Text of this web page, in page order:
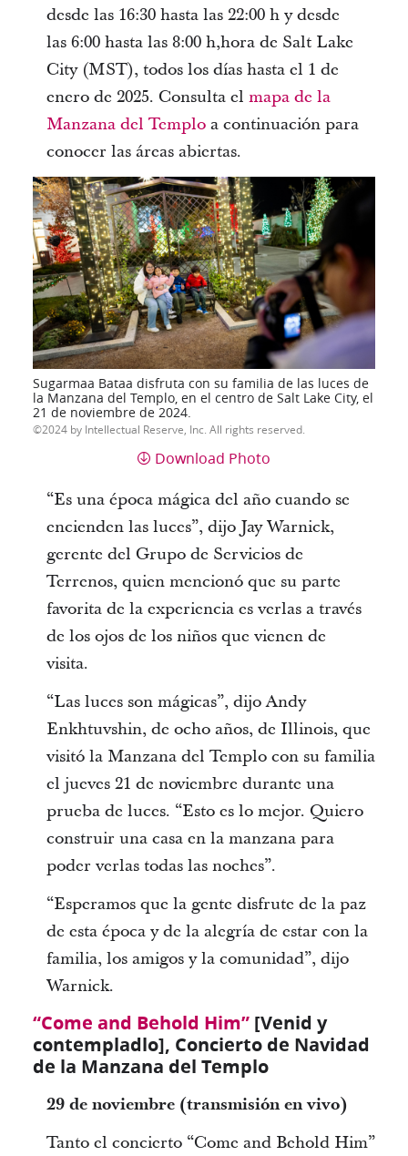
desde las 16:30 hasta las 22:00 h y desde
las 6:00 hasta las 8:00 h,hora de Salt Lake
City (MST), todos los días hasta el 1 de
enero de 2025. Consulta el mapa de la
Manzana del Templo a continuación para
conocer las áreas abiertas.
Sugarmaa Bataa disfruta con su familia de las luces de
la Manzana del Templo, en el centro de Salt Lake City, el
21 de noviembre de 2024.
2024 by Intellectual Reserve, Inc. All rights reserved.
Download Photo
“Es una época mágica del año cuando se
encienden las luces”, dijo Jay Warnick,
gerente del Grupo de Servicios de
Terrenos, quien mencionó que su parte
favorita de la experiencia es verlas a través
de los ojos de los niños que vienen de
visita.
“Las luces son mágicas”, dijo Andy
Enkhtuvshin, de ocho años, de Illinois, que
visitó la Manzana del Templo con su familia
el jueves 21 de noviembre durante una
prueba de luces. “Esto es lo mejor. Quiero
construir una casa en la manzana para
poder verlas todas las noches”.
“Esperamos que la gente disfrute de la paz
de esta época y de la alegría de estar con la
familia, los amigos y la comunidad”, dijo
Warnick.
“Come and Behold Him”[Venid y
contempladlo], Concierto de Navidad
de la Manzana del Templo
29 de noviembre (transmisión en vivo)
Tanto el concierto “Come and Behold Him”